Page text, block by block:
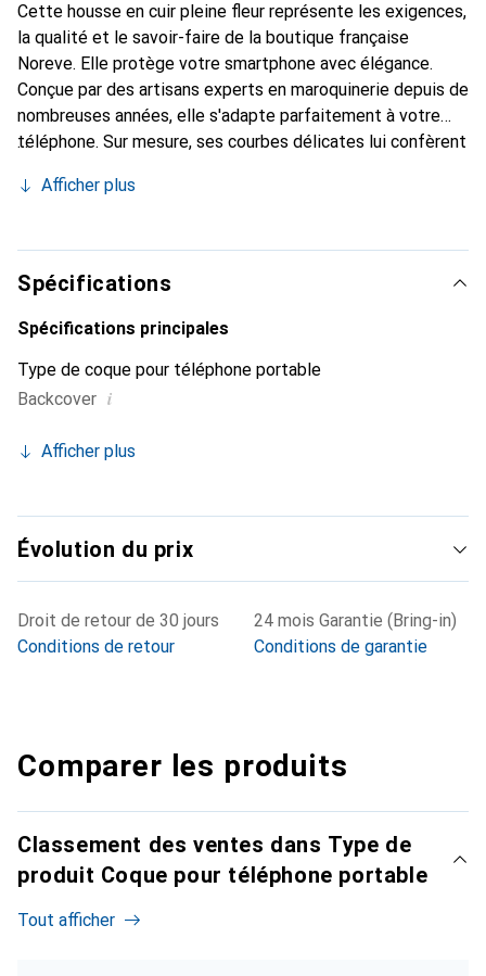
Cette housse en cuir pleine fleur représente les exigences,
la qualité et le savoir-faire de la boutique française
Noreve. Elle protège votre smartphone avec élégance.
Conçue par des artisans experts en maroquinerie depuis de
nombreuses années, elle s'adapte parfaitement à votre
téléphone. Sur mesure, ses courbes délicates lui confèrent
et indispensable pour votre smartphone. Reconnaissable à
marque Noreve est un choix sûr pour une clientèle
exigeante.
Afficher plus
Spécifications
Spécifications principales
Type de coque pour téléphone portable
Backcover i
Afficher plus
Évolution du prix
Droit de retour de 30 jours
Conditions de retour
24 mois Garantie (Bring-in)
Conditions de garantie
Comparer les produits
Classement des ventes dans Type de
produit Coque pour téléphone portable
Tout afficher